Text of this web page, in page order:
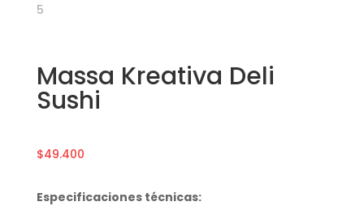
Massa Kreativa Deli
Sushi
$49.400
Especificaciones técnicas: